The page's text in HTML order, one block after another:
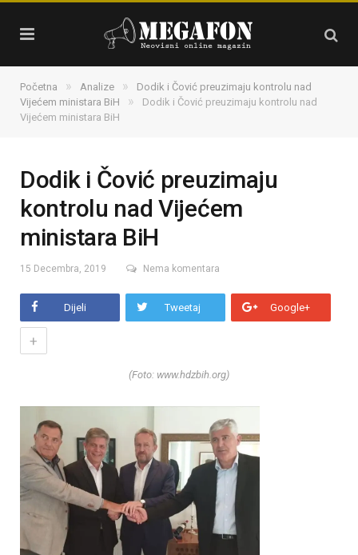
Početna » Analize »
Dodik i Čović preuzimaju kontrolu nad
Vijećem ministara BiH
»
Dodik i Čović preuzimaju kontrolu nad
Vijećem ministara BiH
Dodik i Čović preuzimaju
kontrolu nad Vijećem
ministara BiH
15 Decembra, 2019 Nema komentara
Dijeli Tweetaj Google+
+
(Foto: www.hdzbih.org)